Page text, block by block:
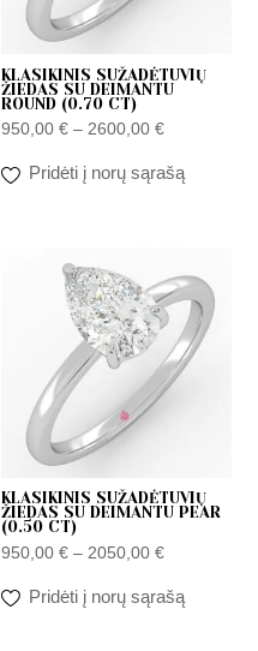
KLASIKINIS SUŽADĖTUVIŲ
ŽIEDAS SU DEIMANTU
ROUND (0.70 CT)
950,00 € – 2600,00 €
Pridėti į norų sąrašą
KLASIKINIS SUŽADĖTUVIŲ
ŽIEDAS SU DEIMANTU PEAR
(0.50 CT)
950,00 € – 2050,00 €
range:
950,00 €
through
2050,00 €
Pridėti į norų sąrašą